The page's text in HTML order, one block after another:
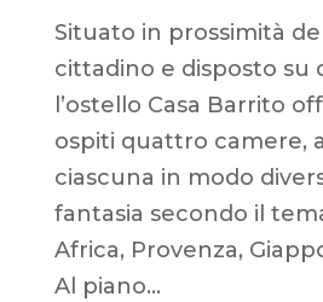
Situato in prossimità
cittadino e disposto su
l’ostello Casa Barrito
ospiti quattro camere,
ciascuna in modo
fantasia secondo il
Africa, Provenza,
Al piano...